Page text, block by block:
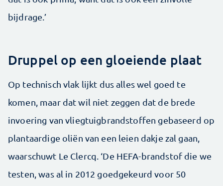
bijdrage.’
Druppel op een gloeiende plaat
Op technisch vlak lijkt dus alles wel goed te
komen, maar dat wil niet zeggen dat de brede
invoering van vliegtuigbrandstoffen gebaseerd op
plantaardige oliën van een leien dakje zal gaan,
waarschuwt Le Clercq. ‘De HEFA-brandstof die we
testen, was al in 2012 goedgekeurd voor 50